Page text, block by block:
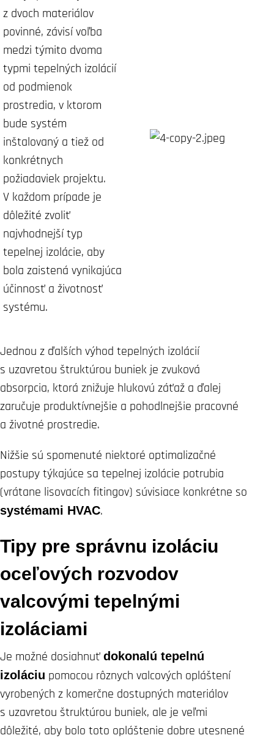
z dvoch materiálov
povinné, závisí voľba
medzi týmito dvoma
typmi tepelných izolácií
od podmienok
prostredia, v ktorom
bude systém
inštalovaný a tiež od
konkrétnych
požiadaviek projektu.
V každom prípade je
dôležité zvoliť
najvhodnejší typ
tepelnej izolácie, aby
bola zaistená vynikajúca
účinnosť a životnosť
systému.
Jednou z ďalších výhod tepelných izolácií
s uzavretou štruktúrou buniek je zvuková
absorpcia, ktorá znižuje hlukovú záťaž a ďalej
zaručuje produktívnejšie a pohodlnejšie pracovné
a životné prostredie.
Nižšie sú spomenuté niektoré optimalizačné
postupy týkajúce sa tepelnej izolácie potrubia
(vrátane lisovacích fitingov) súvisiace konkrétne so
systémami HVAC.
Tipy pre správnu izoláciu
oceľových rozvodov
valcovými tepelnými
izoláciami
Je možné dosiahnuť dokonalú tepelnú
izoláciu pomocou rôznych valcových opláštení
vyrobených z komerčne dostupných materiálov
s uzavretou štruktúrou buniek, ale je veľmi
dôležité, aby bolo toto opláštenie dobre utesnené